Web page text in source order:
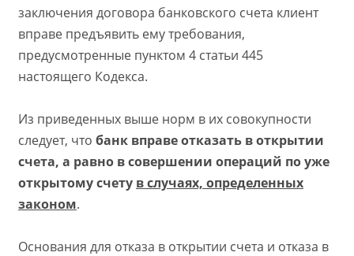
заключения договора банковского счета клиент
вправе предъявить ему требования,
предусмотренные пунктом 4 статьи 445
настоящего Кодекса.
Из приведенных выше норм в их совокупности
следует, что банк вправе отказать в открытии
счета, а равно в совершении операций по уже
открытому счету в случаях, определенных
законом.
Основания для отказа в открытии счета и отказа в